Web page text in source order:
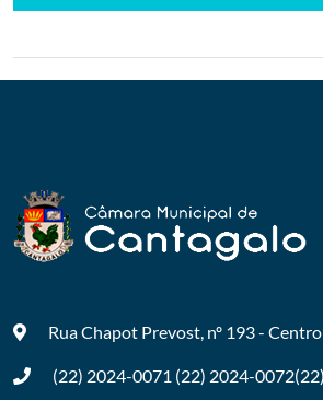
Rua Chapot Prevost, nº 193 - Centro
(22) 2024-0071 (22) 2024-0072